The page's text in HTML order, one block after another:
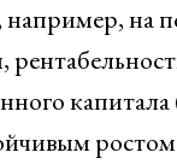
на
ростом